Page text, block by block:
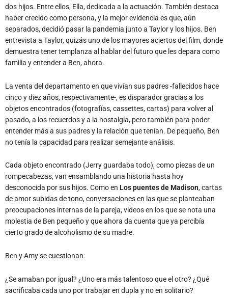
dos hijos. Entre ellos, Ella, dedicada a la actuación. También destaca
haber crecido como persona, y la mejor evidencia es que, aún
separados, decidió pasar la pandemia junto a Taylor y los hijos. Ben
entrevista a Taylor, quizás uno de los mayores aciertos del film, donde
demuestra tener templanza al hablar del futuro que les depara como
familia y entender a Ben, ahora.
La venta del departamento en que vivían sus padres -fallecidos hace
cinco y diez años, respectivamente-, es disparador gracias a los
objetos encontrados (fotografías, cassettes, cartas) para volver al
pasado, a los recuerdos y a la nostalgia, pero también para poder
entender más a sus padres y la relación que tenían. De pequeño, Ben
no tenía la capacidad para realizar semejante análisis.
Cada objeto encontrado (Jerry guardaba todo), como piezas de un
rompecabezas, van ensamblando una historia hasta hoy
desconocida por sus hijos. Como en Los puentes de Madison, cartas
de amor subidas de tono, conversaciones en las que se planteaban
preocupaciones internas de la pareja, videos en los que se nota una
molestia de Ben pequeño y que ahora da cuenta que ya percibía
cierto grado de alcoholismo de su madre.
Ben y Amy se cuestionan:
¿Se amaban por igual? ¿Uno era más talentoso que el otro? ¿Qué
sacrificaba cada uno por trabajar en dupla y no en solitario?